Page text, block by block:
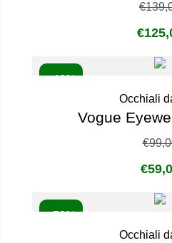
€
€
Occhiali
Vogue
€
€
- 50%
Occhiali